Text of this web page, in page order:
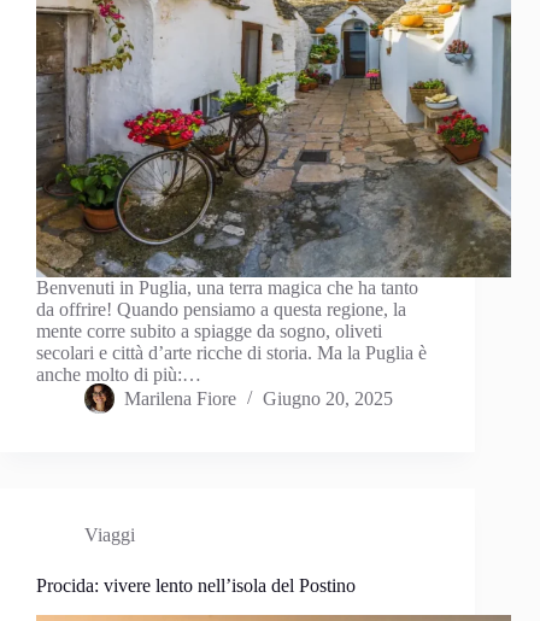
Benvenuti in Puglia, una terra magica che ha tanto
da offrire! Quando pensiamo a questa regione, la
mente corre subito a spiagge da sogno, oliveti
secolari e città d’arte ricche di storia. Ma la Puglia è
anche molto di più:…
Marilena Fiore
Giugno 20, 2025
Viaggi
Procida: vivere lento nell’isola del Postino